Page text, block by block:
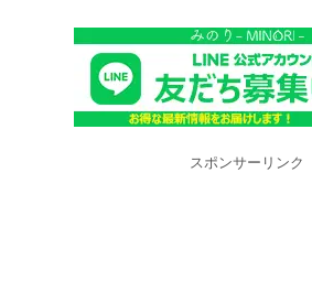
スポンサーリンク